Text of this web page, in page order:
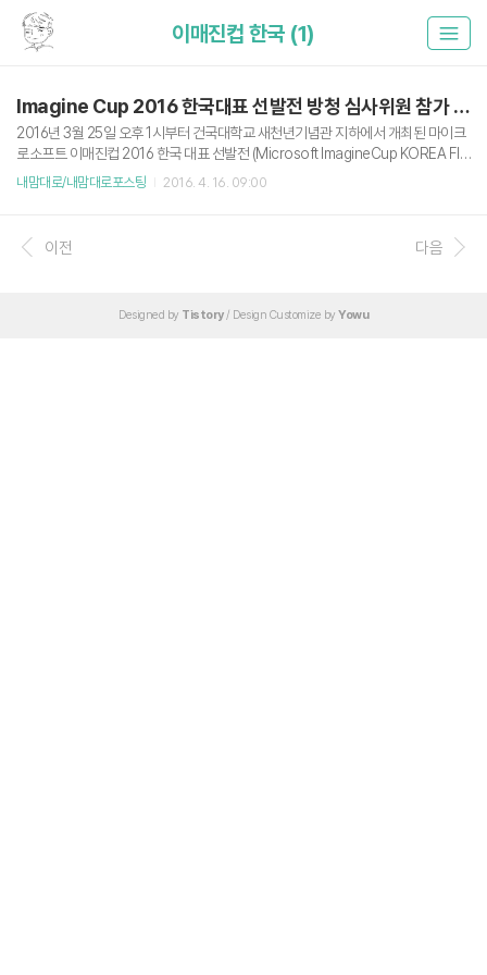
이매진컵 한국 (1)
Imagine Cup 2016 한국대표 선발전 방청 심사위원 참가 후기
2016년 3월 25일 오후 1시부터 건국대학교 새천년기념관 지하에서 개최된 마이크
로소프트 이매진컵 2016 한국 대표 선발전 (Microsoft ImagineCup KOREA FIN
AL)에 방청 심사위원으로 다녀왔습니다. 저는 개인적으로 이매진컵 관련행사에 처
이스에서도 되게 신박한 아이디어들은 많더군요. 이매진컵 국가대표 선발은 Game
s(게임), Innovation(혁신), World Citizenship(사회 공헌) 3가지 분야에서 한팀씩
내맘대로/내맘대로포스팅 2016. 4. 16. 09:00
이전 다음
Designed by Tistory/ Design Customize by Yowu